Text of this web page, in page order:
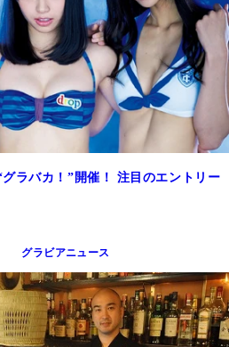
ラバカ！”開催！ 注目のエントリー
グラビアニュース